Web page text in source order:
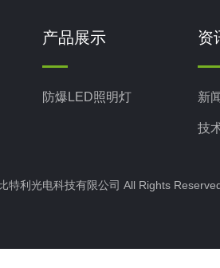
产品展示
防爆LED照明灯
资
新
技
特利光电科技有限公司 All Rights